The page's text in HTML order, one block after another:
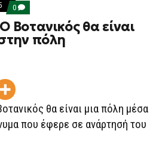
0 COMMENTS
ON
ΧΆΡΗΣ
ΔΟΎΚΑΣ:
Ο
ΣΤΗΝ
ΠΌΛΗ
Βοτανικός θα είναι
πόλη
θα είναι μια πόλη μέσα
που έφερε σε ανάρτησή του